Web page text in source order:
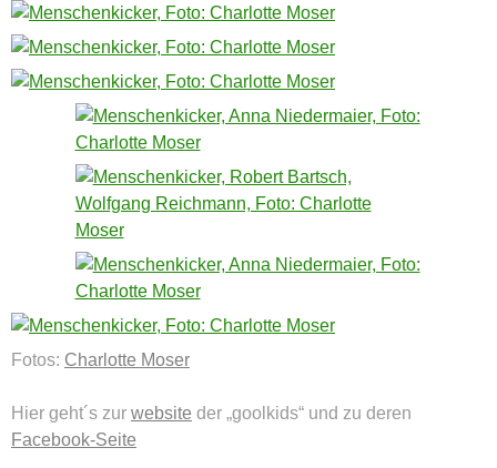
Fotos: Charlotte Moser
Hier geht´s zur website der „goolkids“ und zu deren
Facebook-Seite